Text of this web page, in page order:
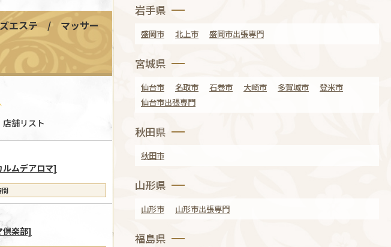
岩手県
盛岡市 北上市 盛岡市出張専門
宮城県
仙台市 名取市 石巻市 大崎市 多賀城市
登米市
仙台市出張専門
秋田県
秋田市
山形県
山形市 山形市出張専門
福島県
ズエステ / マッサー
店舗リスト
ムデアロマ]
間
倶楽部]